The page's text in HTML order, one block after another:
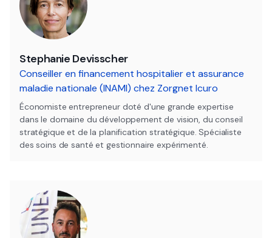
Stephanie Devisscher
Conseiller en financement hospitalier et assurance
maladie nationale (INAMI) chez Zorgnet Icuro
Économiste entrepreneur doté d'une grande expertise
dans le domaine du développement de vision, du conseil
stratégique et de la planification stratégique. Spécialiste
des soins de santé et gestionnaire expérimenté.